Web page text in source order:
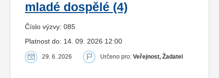
mladé dospělé (4)
Číslo výzvy: 085
Platnost do: 14. 09. 2026 12:00
29. 6. 2026 Určeno pro: Veřejnost, Žadatel